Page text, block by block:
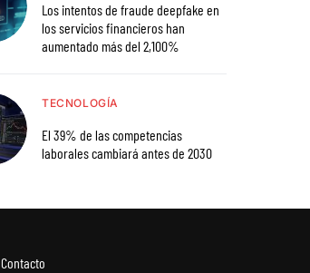
Los intentos de fraude deepfake en
los servicios financieros han
aumentado más del 2,100%
TECNOLOGÍA
El 39% de las competencias
laborales cambiará antes de 2030
Contacto